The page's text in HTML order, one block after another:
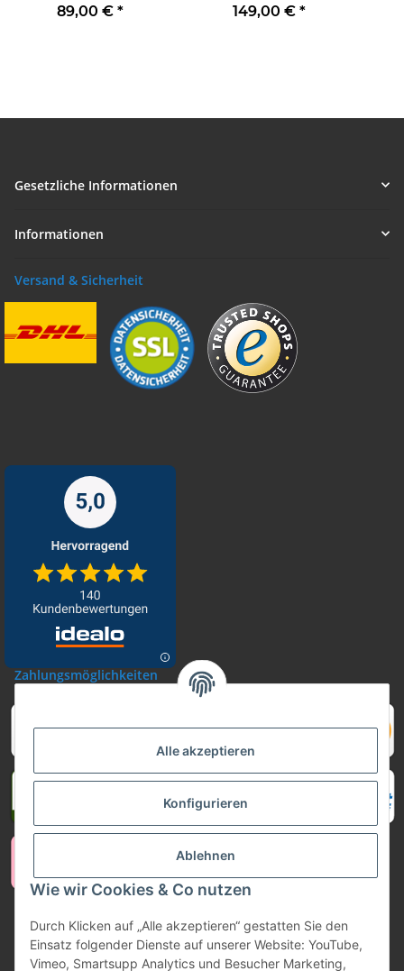
Alle akzeptieren
Konfigurieren
Ablehnen
Wie wir Cookies & Co nutzen
Durch Klicken auf „Alle akzeptieren“ gestatten Sie den
Einsatz folgender Dienste auf unserer Website: YouTube,
Vimeo, Smartsupp Analytics und Besucher Marketing,
89,00 € *
149,00 € *
Gesetzliche Informationen
Informationen
Versand & Sicherheit
Zahlungsmöglichkeiten
Vertrag widerrufen